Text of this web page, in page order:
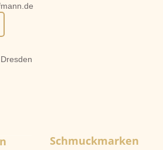
Schmuckmarken